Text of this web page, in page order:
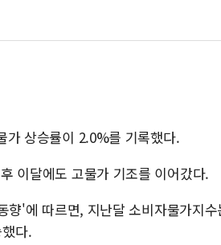
가 상승률이 2.0%를 기록했다.
이달에도 고물가 기조를 이어갔다.
향'에 따르면, 지난달 소비자물가지수
다.